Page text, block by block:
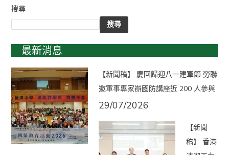
搜尋
搜尋
最新消息
【新聞稿】 慶回歸迎八一建軍節 勞聯
邀軍事專家辦國防講座近 200 人參與
29/07/2026
【新聞
稿】 香港